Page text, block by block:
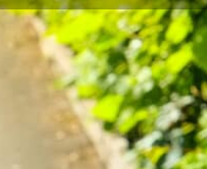
Gärten ein beliebter
Wahl für Heckenpflanzen macht.
sie regelmäßig und sachgemäß
kräftig und dicht zu wachsen.